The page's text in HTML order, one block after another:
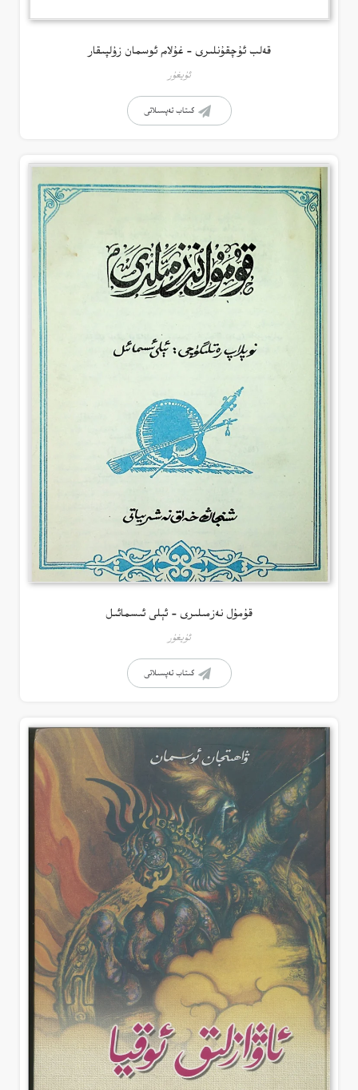
قەلب ئۇچقۇنلىرى – غۇلام ئوسمان زۇلپىقار
ئۇيغۇر
كىتاب تەپسىلاتى
قۇمۇل نەزمىلىرى – ئېلى ئىسمائىل
ئۇيغۇر
كىتاب تەپسىلاتى